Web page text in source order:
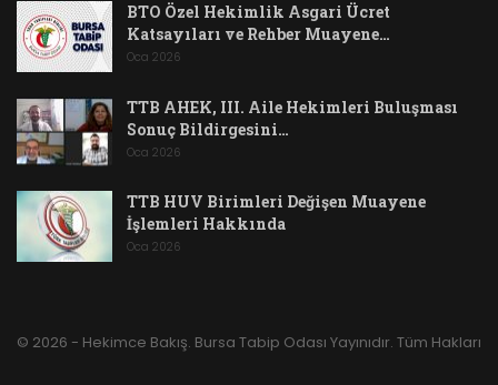
BTO Özel Hekimlik Asgari Ücret
Katsayıları ve Rehber Muayene…
Oca 2026
TTB AHEK, III. Aile Hekimleri Buluşması
Sonuç Bildirgesini…
Oca 2026
TTB HUV Birimleri Değişen Muayene
İşlemleri Hakkında
Oca 2026
© 2026 - Hekimce Bakış. Bursa Tabip Odası Yayınıdır. Tüm Hakları